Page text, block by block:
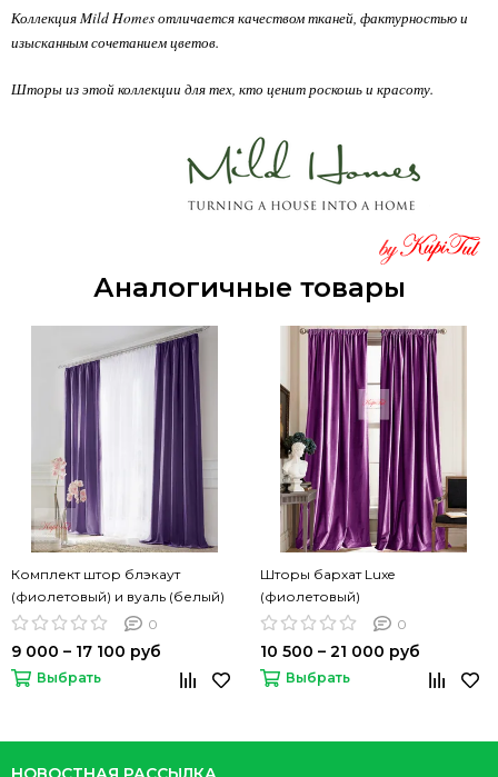
Коллекция Mild Homes отличается качеством тканей, фактурностью и
изысканным сочетанием цветов.
Шторы из этой коллекции для тех, кто ценит роскошь и красоту.
Аналогичные товары
Комплект штор блэкаут
(фиолетовый) и вуаль (белый)
0
9 000 – 17 100 руб
Выбрать
Шторы бархат Luxe
(фиолетовый)
0
10 500 – 21 000 руб
Выбрать